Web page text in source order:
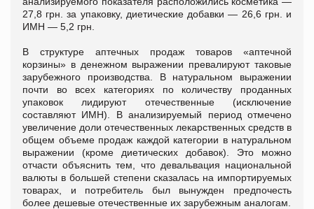
27,8 грн. за упаковку, диетические добавки — 26,6 грн. и
ИМН — 5,2 грн.
В структуре аптечных продаж товаров «аптечной
корзины» в денежном выражении превалируют таковые
зарубежного производства. В натуральном выражении
почти во всех категориях по количеству проданных
упаковок лидируют отечественные (исключение
составляют ИМН). В анализируемый период отмечено
увеличение доли отечественных лекарственных средств в
общем объеме продаж каждой категории в натуральном
выражении (кроме диетических добавок). Это можно
отчасти объяснить тем, что девальвация национальной
валюты в большей степени сказалась на импортируемых
товарах, и потребитель был вынужден предпочесть
более дешевые отечественные их зарубежным аналогам.